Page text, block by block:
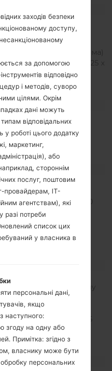
LGGS390GO1
LG Prime
Жовтень, 2010
12.7 міліметрів (0.5 дюйма)
108 x 52.8 міліметрів (4.25 x
2.08 дюйма)
89 грам (3.14 унції)
-
-
-
48MB
microSD, до 16 GB
та дані
1 Міні SIM
GSM 850/900/1800/1900
MHz
-
-
співвідношення екрану
до тіла)
TFT
240 x 400 пікселів (~155
щільність пікселів на
дюйм)
256K кольорів
клавіатура
заходів безпеки
доступу,
за допомогою
відповідно
і методів, суворо
цілями. Окрім
дані можуть
відповідальних
у роботі цього додатку
маркетинг,
або
стороннім
послуг, поштовим
провайдерам, ІТ-
агентствам), які
разі потреби
список цих
у власника в
персональні дані,
якщо
наступного:
згоду на одну або
Примітка: згідно з
власнику може бути
персональних